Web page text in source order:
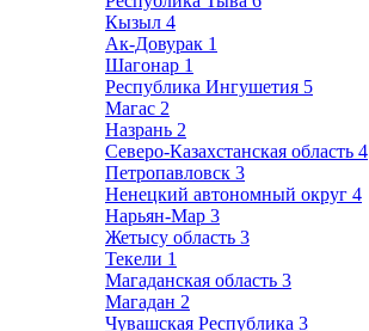
Кызыл 4
Ак-Довурак 1
Шагонар 1
Республика Ингушетия 5
Магас 2
Назрань 2
Северо-Казахстанская область 4
Петропавловск 3
Ненецкий автономный округ 4
Нарьян-Мар 3
Жетысу область 3
Текели 1
Магаданская область 3
Магадан 2
Чувашская Республика 3